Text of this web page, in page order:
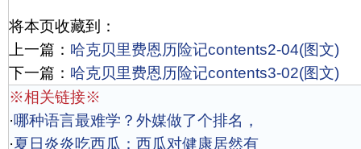
将本页收藏到：
上一篇： 哈克贝里费恩历险记contents2-04(图文)
下一篇： 哈克贝里费恩历险记contents3-02(图文)
※相关链接※
·哪种语言最难学？外媒做了个排名，
·夏日炎炎吃西瓜：西瓜对健康居然有